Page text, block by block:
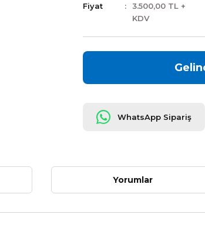
Fiyat
3.500,00 TL +
KDV
WhatsApp Sipariş
Yorumlar